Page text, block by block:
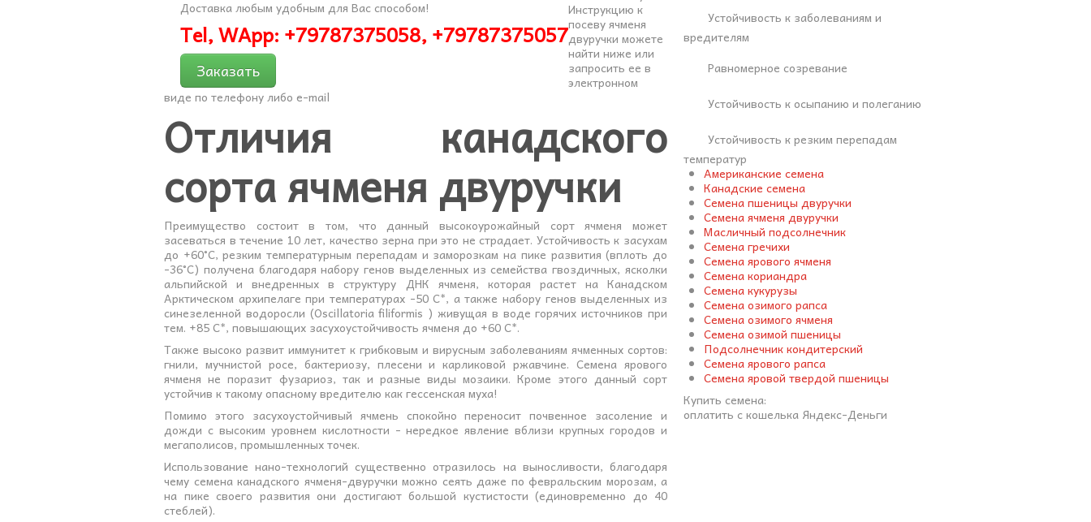
Доставка любым удобным для Вас способом!
Tel, WApp: +79787375058, +79787375057
Заказать
Инструкцию к
посеву ячменя
двуручки можете
найти ниже или
запросить ее в
электронном
виде по телефону либо e-mail
Отличия канадского
сорта ячменя двуручки
Преимущество состоит в том, что данный высокоурожайный сорт ячменя может
засеваться в течение 10 лет, качество зерна при это не страдает. Устойчивость к засухам
до +60°С, резким температурным перепадам и заморозкам на пике развития (вплоть до
-36°С) получена благодаря набору генов выделенных из семейства гвоздичных, ясколки
альпийской и внедренных в структуру ДНК ячменя, которая растет на Канадском
Арктическом архипелаге при температурах -50 С*, а также набору генов выделенных из
синезеленной водоросли (Оscillatoria filiformis ) живущая в воде горячих источников при
тем. +85 С*, повышающих засухоустойчивость ячменя до +60 С*.
Также высоко развит иммунитет к грибковым и вирусным заболеваниям ячменных сортов:
гнили, мучнистой росе, бактериозу, плесени и карликовой ржавчине. Семена ярового
ячменя не поразит фузариоз, так и разные виды мозаики. Кроме этого данный сорт
устойчив к такому опасному вредителю как гессенская муха!
Помимо этого засухоустойчивый ячмень спокойно переносит почвенное засоление и
дожди с высоким уровнем кислотности - нередкое явление вблизи крупных городов и
мегаполисов, промышленных точек.
Использование нано-технологий существенно отразилось на выносливости, благодаря
чему семена канадского ячменя-двуручки можно сеять даже по февральским морозам, а
на пике своего развития они достигают большой кустистости (единовременно до 40
стеблей).
Устойчивость к заболеваниям и
вредителям
Равномерное созревание
Устойчивость к осыпанию и полеганию
Устойчивость к резким перепадам
температур
Американские семена
Канадские семена
Семена пшеницы двуручки
Семена ячменя двуручки
Масличный подсолнечник
Семена гречихи
Семена ярового ячменя
Семена кориандра
Семена кукурузы
Семена озимого рапса
Семена озимого ячменя
Семена озимой пшеницы
Подсолнечник кондитерский
Семена ярового рапса
Семена яровой твердой пшеницы
Купить семена:
оплатить с кошелька Яндекс-Деньги